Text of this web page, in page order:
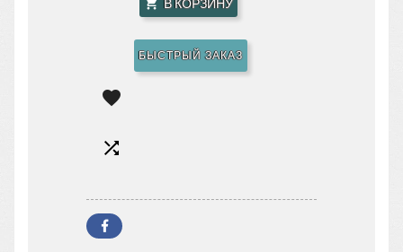

БЫСТРЫЙ ЗАКАЗ

